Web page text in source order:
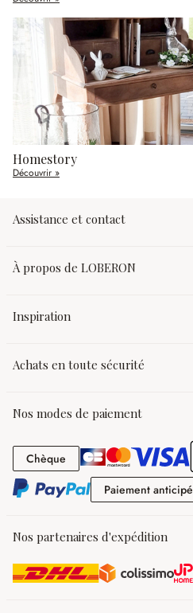
Homestory
Découvrir »
Assistance et contact
À propos de LOBERON
Inspiration
Achats en toute sécurité
Nos modes de paiement
Chèque Chèque
Paiement anticipé
Nos partenaires d'expédition